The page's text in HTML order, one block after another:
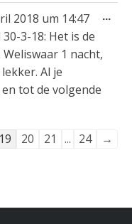
2018 um 14:47
3-18: Het is de
1 nacht,
Al je
tot de volgende
...
19 20 21 ... 24 →